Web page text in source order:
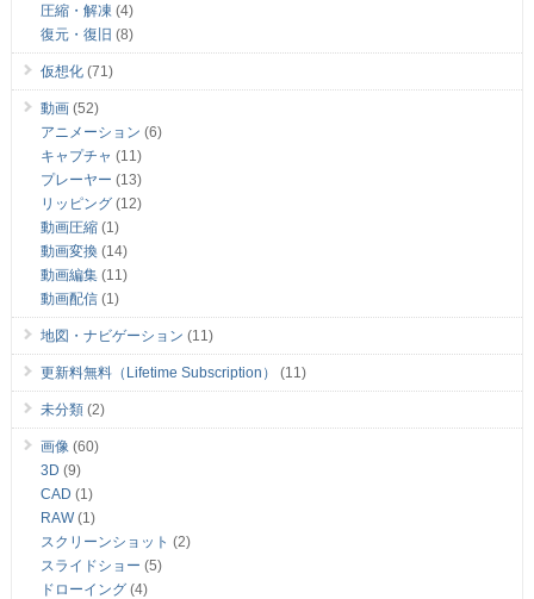
圧縮・解凍 (4)
復元・復旧 (8)
仮想化(71)
動画(52)
アニメーション (6)
キャプチャ (11)
プレーヤー (13)
リッピング(12)
動画圧縮(1)
動画変換 (14)
動画編集(11)
動画配信(1)
地図・ナビゲーション (11)
更新料無料（Lifetime Subscription） (11)
未分類(2)
画像(60)
3D (9)
CAD (1)
RAW(1)
スクリーンショット (2)
スライドショー (5)
ドローイング(4)